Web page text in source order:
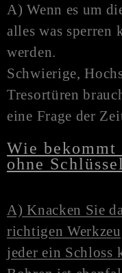
A) Wenn es um
alles was sperren
werden.
Schwierige,
Tresortüren
eine Frage der
Wie bekommt
ohne
A) Knacken Sie
richtigen
jeder ein Schloss